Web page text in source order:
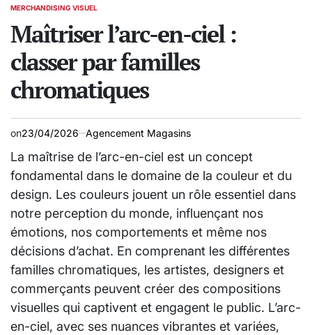
POSTED
MERCHANDISING VISUEL
Maîtriser l’arc-en-ciel :
classer par familles
chromatiques
on23/04/2026 Agencement Magasins
La maîtrise de l’arc-en-ciel est un concept
fondamental dans le domaine de la couleur et du
design. Les couleurs jouent un rôle essentiel dans
notre perception du monde, influençant nos
émotions, nos comportements et même nos
décisions d’achat. En comprenant les différentes
familles chromatiques, les artistes, designers et
commerçants peuvent créer des compositions
visuelles qui captivent et engagent le public. L’arc-
en-ciel, avec ses nuances vibrantes et variées,